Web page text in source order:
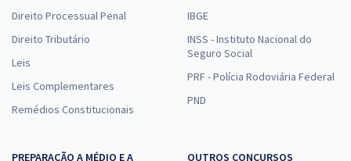
Direito Processual Penal
Direito Tributário
Leis
Leis Complementares
Remédios Constitucionais
IBGE
INSS - Instituto Nacional do
Seguro Social
PRF - Polícia Rodoviária Federal
PND
PREPARAÇÃO A MÉDIO E A
OUTROS CONCURSOS